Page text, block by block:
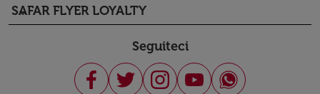
SAFAR FLYER LOYALTY
keyboard_arrow_down
Seguiteci